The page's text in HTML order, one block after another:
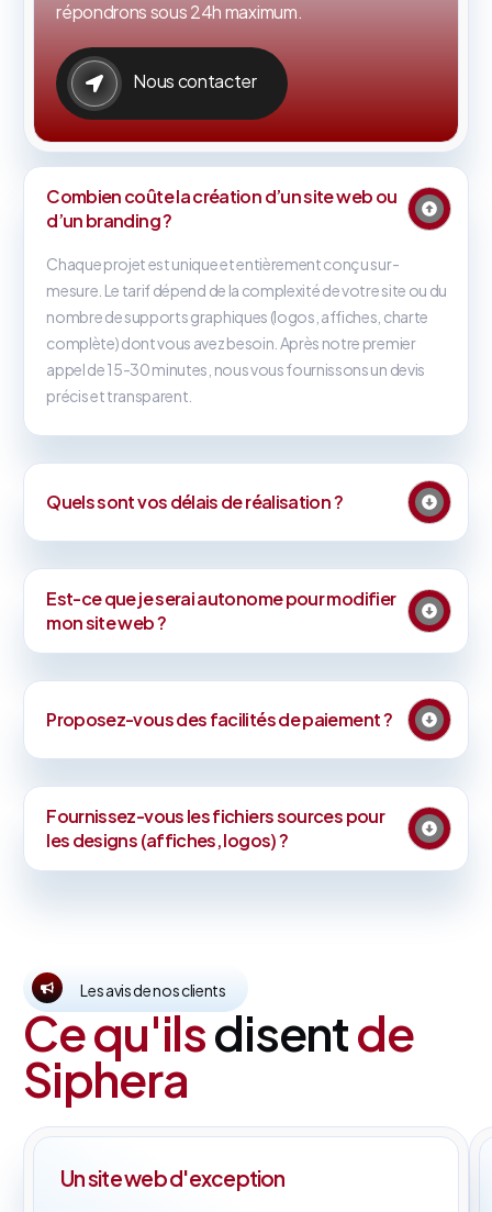
répondrons sous 24h maximum.
Nous contacter
Combien coûte la création d’un site web ou
d’un branding ?
Chaque projet est unique et entièrement conçu sur-
mesure. Le tarif dépend de la complexité de votre site ou du
nombre de supports graphiques (logos, affiches, charte
complète) dont vous avez besoin. Après notre premier
appel de 15-30 minutes, nous vous fournissons un devis
précis et transparent.
Quels sont vos délais de réalisation ?
Est-ce que je serai autonome pour modifier
mon site web ?
Proposez-vous des facilités de paiement ?
Fournissez-vous les fichiers sources pour
les designs (affiches, logos) ?
Les avis de nos clients
Ce qu'ilsdisentde
Siphera
Un site web d'exception